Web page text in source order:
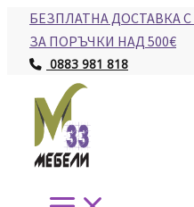
content
БЕЗПЛАТНА ДОСТАВКА
ЗА ПОРЪЧКИ НАД 500€
0883 981 818
Menu